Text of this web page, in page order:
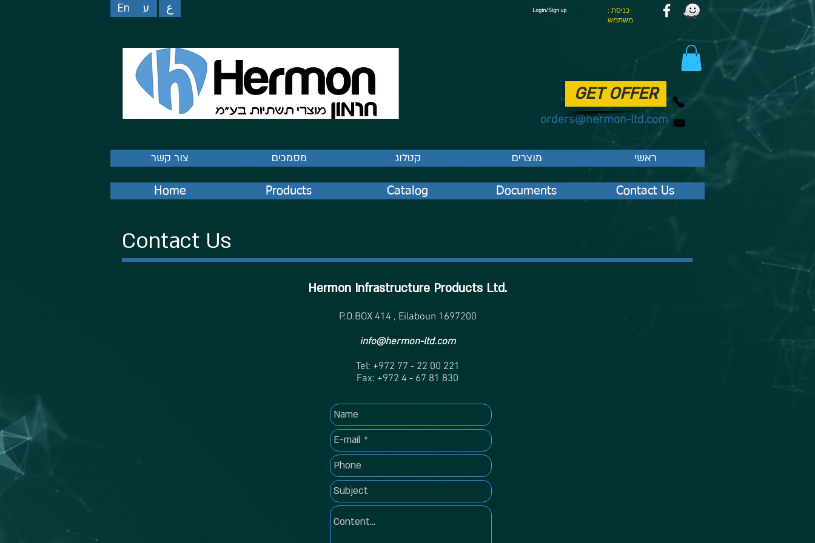
orders@hermon-ltd.com
(+972)077 - 22 00 221
En ع ע Login/Sign up
: כניסת
משתמש
צור קשר מסמכים קטלוג מוצרים ראשי
GET OFFER
Home Products Catalog Documents Contact Us
Contact Us
Hermon Infrastructure Products Ltd.
P.O.BOX 414 , Eilaboun 1697200
info@hermon-ltd.com
Tel: +972 77 - 22 00 221
Fax: +972 4 - 67 81 830